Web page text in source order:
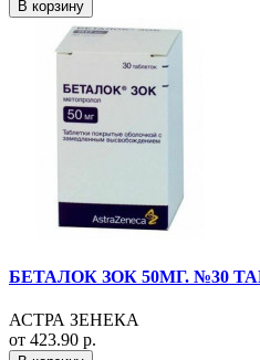
В корзину
БЕТАЛОК ЗОК 50МГ. №30
АСТРА ЗЕНЕКА
от 423.90 р.